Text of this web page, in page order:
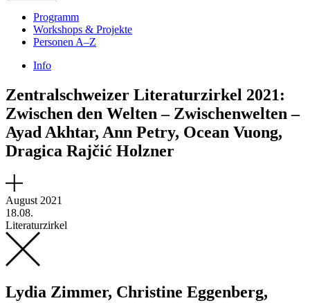
Programm
Workshops & Projekte
Personen A–Z
Info
Zentralschweizer Literaturzirkel 2021:
Zwischen den Welten – Zwischenwelten –
Ayad Akhtar, Ann Petry, Ocean Vuong,
Dragica Rajčić Holzner
August 2021
18.08.
Literaturzirkel
Lydia Zimmer, Christine Eggenberg,